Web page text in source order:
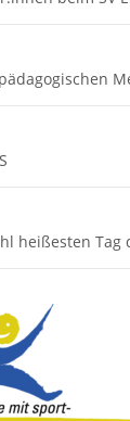
heißesten Tag